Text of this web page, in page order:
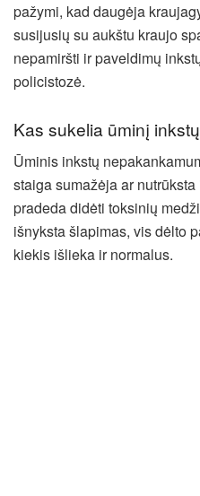
pažymi, kad daugėja
susijusių su aukštu kraujo
nepamiršti ir paveldimų
policistozė.
Kas sukelia ūminį
Ūminis inkstų
staiga sumažėja ar
pradeda didėti toksinių
išnyksta šlapimas, vis dėlto
kiekis išlieka ir normalus.